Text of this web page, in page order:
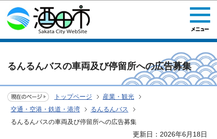
このページの本文へ移動
るんるんバスの車両及び停留所への広告募集
トップページ
産業・観光
交通・空港・鉄道・港湾
るんるんバス
るんるんバスの車両及び停留所への広告募集
更新日：2026年6月18日